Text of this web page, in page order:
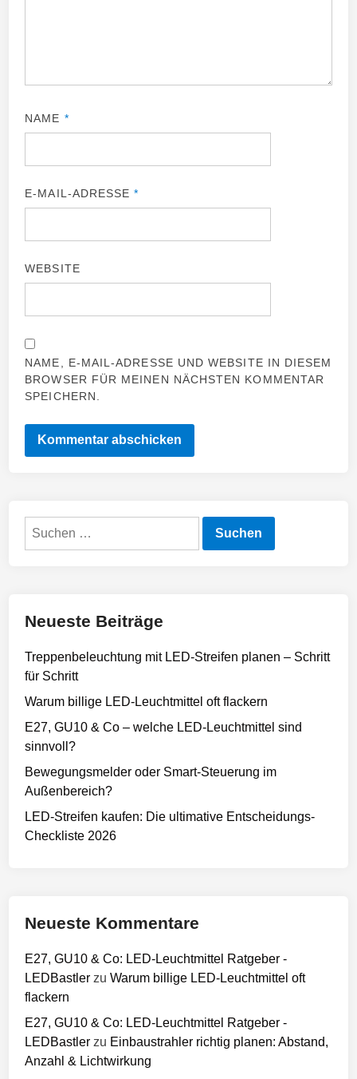
NAME *
E-MAIL-ADRESSE*
WEBSITE
NAME, E-MAIL-ADRESSE UND WEBSITE IN DIESEM
BROWSER FÜR MEINEN NÄCHSTEN KOMMENTAR
SPEICHERN.
Suchen
Neueste Beiträge
Treppenbeleuchtung mit LED-Streifen planen – Schritt
für Schritt
Warum billige LED-Leuchtmittel oft flackern
E27, GU10 & Co – welche LED-Leuchtmittel sind
sinnvoll?
Bewegungsmelder oder Smart-Steuerung im
Außenbereich?
LED-Streifen kaufen: Die ultimative Entscheidungs-
Checkliste 2026
Neueste Kommentare
E27, GU10 & Co: LED-Leuchtmittel Ratgeber -
LEDBastler zuWarum billige LED-Leuchtmittel oft
flackern
E27, GU10 & Co: LED-Leuchtmittel Ratgeber -
LEDBastler zu Einbaustrahler richtig planen: Abstand,
Anzahl & Lichtwirkung